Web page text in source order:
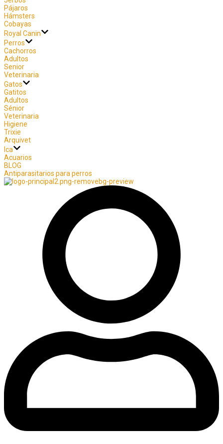
Pájaros
Hámsters
Cobayas
Royal Canin
Perros
Cachorros
Adultos
Senior
Veterinaria
Gatos
Gatitos
Adultos
Sénior
Veterinaria
Higiene
Trixie
Arquivet
Ica
Acuarios
BLOG
Antiparasitarios para perros